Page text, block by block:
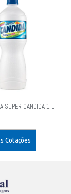
SUPER CANDIDA 1 L
Cotações